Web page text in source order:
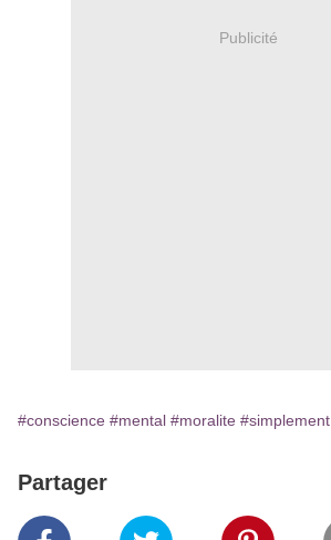
Publicité
#conscience #mental #moralite #simplement
Partager